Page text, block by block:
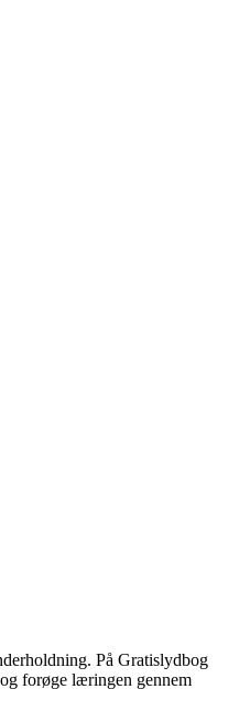
På Gratislydbog
forøge læringen gennem